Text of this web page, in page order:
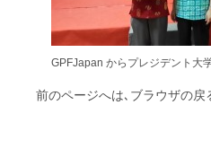
GPFJapan からプレジデント大
前のページへは､ブラウザの戻